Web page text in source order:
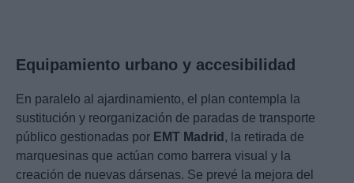
Equipamiento urbano y accesibilidad
En paralelo al ajardinamiento, el plan contempla la
sustitución y reorganización de paradas de transporte
público gestionadas por EMT Madrid , la retirada de
marquesinas que actúan como barrera visual y la
creación de nuevas dársenas. Se prevé la mejora del